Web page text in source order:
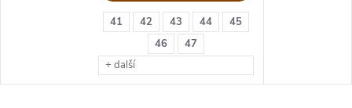
41 42 43 44
45
46
47
+ další